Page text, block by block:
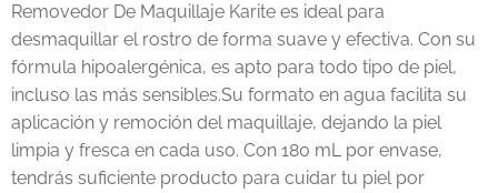
Removedor De Maquillaje Karite es ideal para
desmaquillar el rostro de forma suave y efectiva. Con su
fórmula hipoalergénica, es apto para todo tipo de piel,
incluso las más sensibles.Su formato en agua facilita su
aplicación y remoción del maquillaje, dejando la piel
limpia y fresca en cada uso. Con 180 mL por envase,
tendrás suficiente producto para cuidar tu piel por